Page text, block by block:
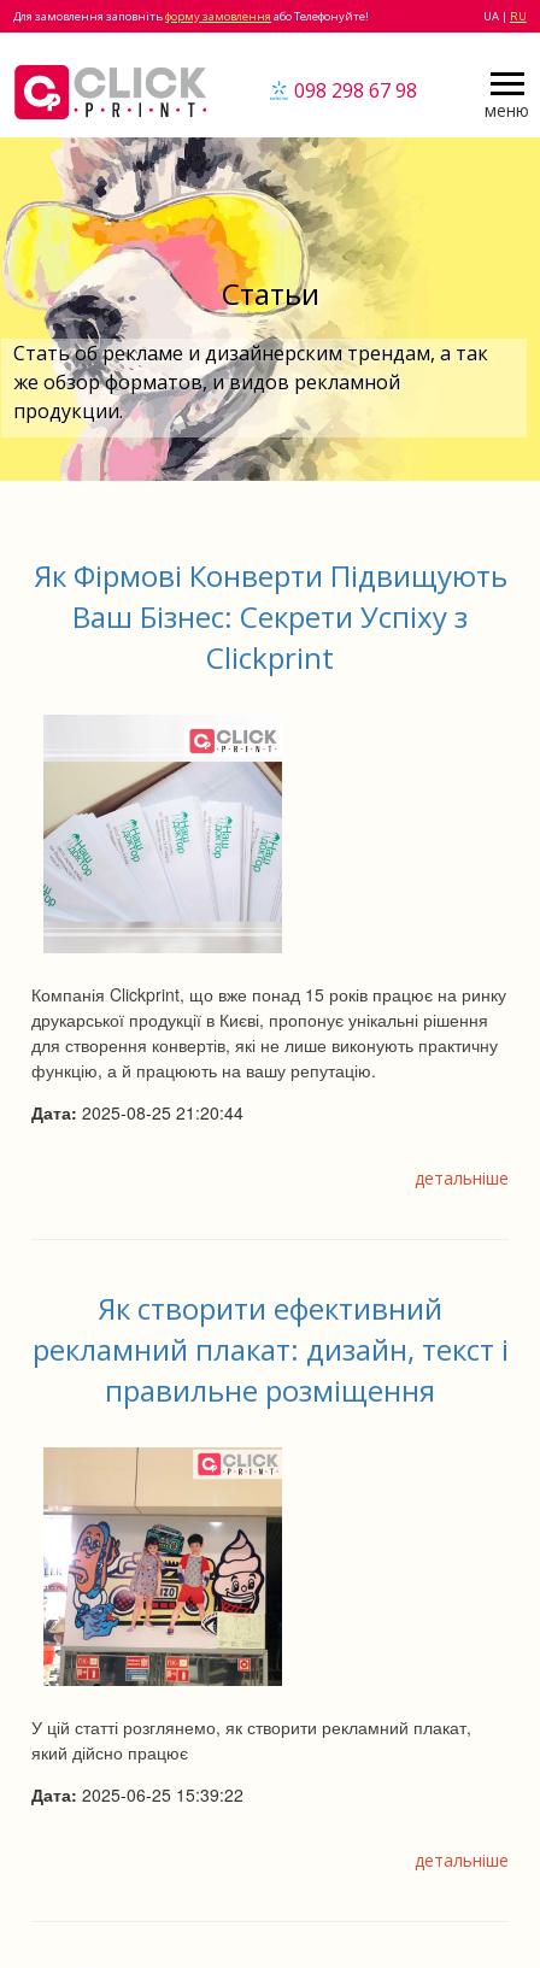
Для замовлення заповнітьформу замовлення або Телефонуйте! UA | RU
меню
098 298 67 98
Статьи
Стать об рекламе и дизайнерским трендам, а так
же обзор форматов, и видов рекламной
продукции.
Як Фірмові Конверти Підвищують
Ваш Бізнес: Секрети Успіху з
Clickprint
Компанія Clickprint, що вже понад 15 років працює на ринку
друкарської продукції в Києві, пропонує унікальні рішення
для створення конвертів, які не лише виконують практичну
функцію, а й працюють на вашу репутацію.
Дата: 2025-08-25 21:20:44
детальніше
Як створити ефективний
рекламний плакат: дизайн, текст і
правильне розміщення
У цій статті розглянемо, як створити рекламний плакат,
який дійсно працює
Дата: 2025-06-25 15:39:22
детальніше